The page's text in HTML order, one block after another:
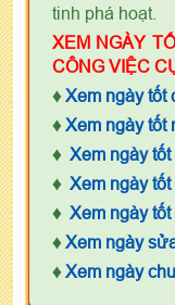
tinh phá hoạt.
XEM NGÀY
CÔNG VIỆC
♦ Xem ngày tốt
♦ Xem ngày tốt
♦ Xem ngày
♦ Xem ngày
♦ Xem ngày
♦ Xem ngày
♦ Xem ngày